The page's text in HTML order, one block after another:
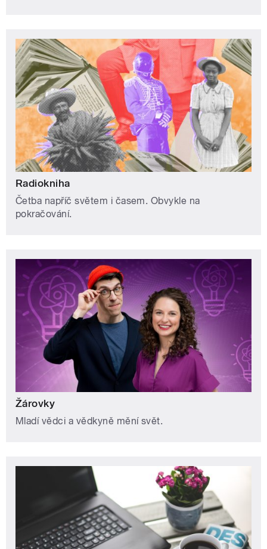
Radiokniha
Četba napříč světem i časem. Obvykle na
pokračování.
Žárovky
Mladí vědci a vědkyně mění svět.